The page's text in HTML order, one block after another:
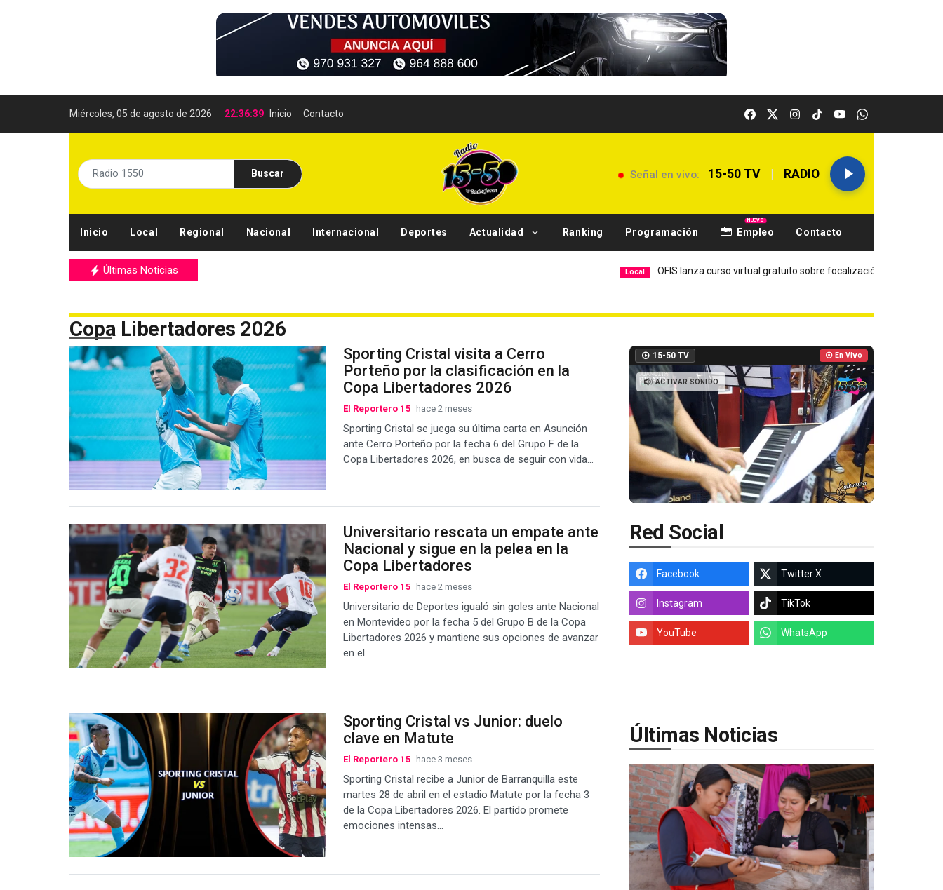
Miércoles, 05 de agosto de 2026 22:36:40 Inicio Contacto
Buscar Señal en vivo: 15-50 TV | RADIO
Inicio Local Regional Nacional Internacional Deportes Actualidad Ranking Programación Empleo
NUEVO
Contacto
Últimas Noticias OFIS lanza curso virtual gratuito sobre focalización Deportes
Copa Libertadores 2026
Sporting Cristal visita a Cerro
Porteño por la clasificación en la
Copa Libertadores 2026
El Reportero 15 hace 2 meses
Sporting Cristal se juega su última carta en Asunción
ante Cerro Porteño por la fecha 6 del Grupo F de la
Copa Libertadores 2026, en busca de seguir con vida...
Universitario rescata un empate ante
Nacional y sigue en la pelea en la
Copa Libertadores
El Reportero 15 hace 2 meses
Universitario de Deportes igualó sin goles ante Nacional
en Montevideo por la fecha 5 del Grupo B de la Copa
Libertadores 2026 y mantiene sus opciones de avanzar
en el...
Sporting Cristal vs Junior: duelo
clave en Matute
El Reportero 15 hace 3 meses
Sporting Cristal recibe a Junior de Barranquilla este
martes 28 de abril en el estadio Matute por la fecha 3
de la Copa Libertadores 2026. El partido promete
emociones intensas...
15-50 TV En Vivo
ACTIVAR SONIDO
Red Social
Facebook Twitter X
Instagram TikTok
YouTube WhatsApp
Últimas Noticias